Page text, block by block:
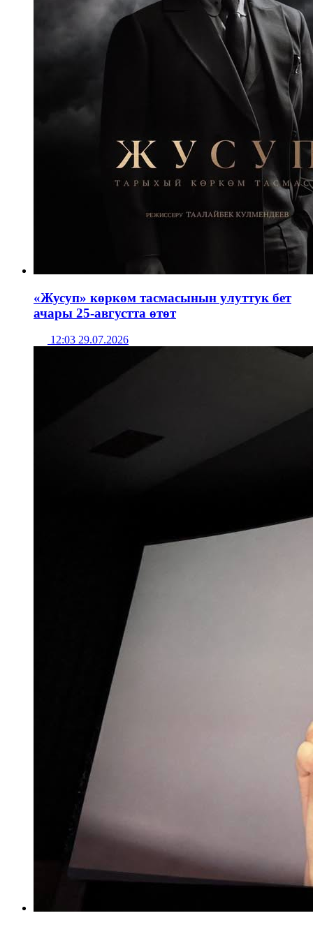
«Жусуп» көркөм тасмасынын улуттук бет
ачары 25-августта өтөт
12:03 29.07.2026